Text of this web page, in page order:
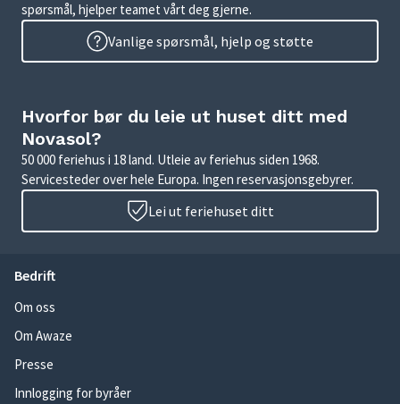
spørsmål, hjelper teamet vårt deg gjerne.
Vanlige spørsmål, hjelp og støtte
Hvorfor bør du leie ut huset ditt med
Novasol?
50 000 feriehus i 18 land. Utleie av feriehus siden 1968.
Servicesteder over hele Europa. Ingen reservasjonsgebyrer.
Lei ut feriehuset ditt
Bedrift
Om oss
Om Awaze
Presse
Innlogging for byråer